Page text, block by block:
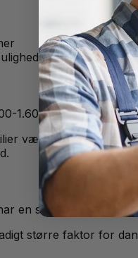
1.600 kr. tilbyder disse
vælger USB-
en stikkontakt pris
større faktor for